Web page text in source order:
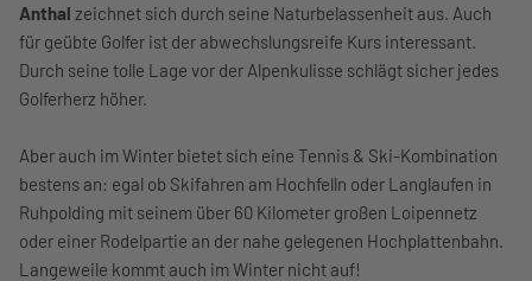
Anthal zeichnet sich durch seine Naturbelassenheit aus. Auch
für geübte Golfer ist der abwechslungsreife Kurs interessant.
Durch seine tolle Lage vor der Alpenkulisse schlägt sicher jedes
Golferherz höher.
Aber auch im Winter bietet sich eine Tennis & Ski-Kombination
bestens an: egal ob Skifahren am Hochfelln oder Langlaufen in
Ruhpolding mit seinem über 60 Kilometer großen Loipennetz
oder einer Rodelpartie an der nahe gelegenen Hochplattenbahn.
Langeweile kommt auch im Winter nicht auf!